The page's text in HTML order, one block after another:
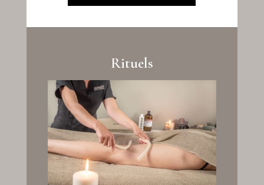
Rituels